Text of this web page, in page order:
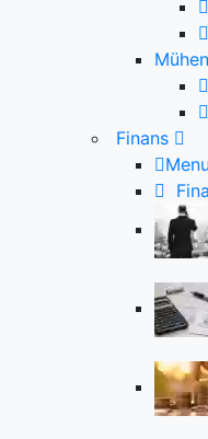
Finans
Menu